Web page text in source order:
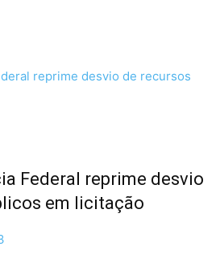
Federal reprime desvio
em licitação